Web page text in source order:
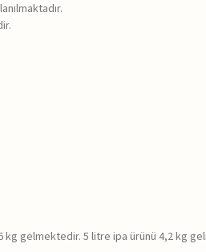
kg gelmektedir. 5 litre ipa ürünü 4,2 kg